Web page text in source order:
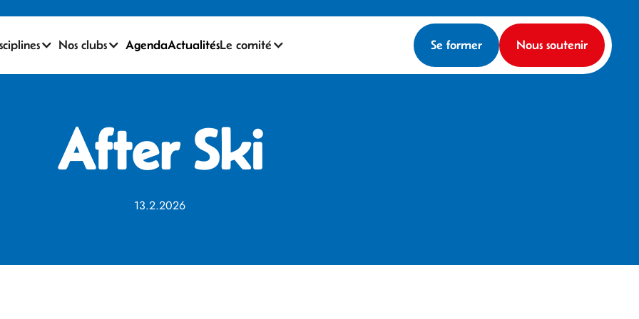
Nos clubs AgendaActualitésLe comité Se former Nous soutenir
After Ski
13.2.2026